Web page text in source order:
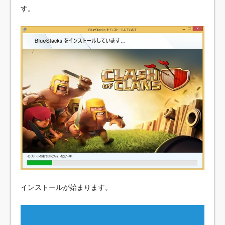
す。
インストールが始まります。